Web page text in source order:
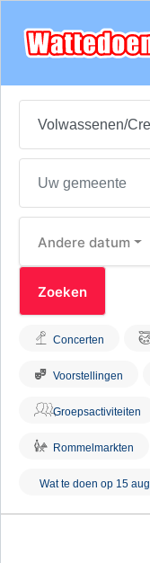
Andere datum
Concerten
Voorstellingen
Groepsactiviteiten
Rommelmarkten
Wat te doen op 15